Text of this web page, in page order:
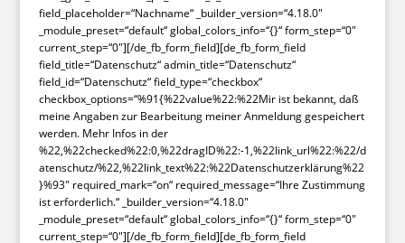
field_placeholder=“Nachname“ _builder_version=“4.18.0″
_module_preset=“default“ global_colors_info=“{}“ form_step=“0″
current_step=“0″][/de_fb_form_field][de_fb_form_field
field_title=“Datenschutz“ admin_title=“Datenschutz“
field_id=“Datenschutz“ field_type=“checkbox“
checkbox_options=“%91{%22value%22:%22Mir ist bekannt, daß
meine Angaben zur Bearbeitung meiner Anmeldung gespeichert
werden. Mehr Infos in der
%22,%22checked%22:0,%22dragID%22:-1,%22link_url%22:%22/d
atenschutz/%22,%22link_text%22:%22Datenschutzerklärung%22
}%93″ required_mark=“on“ required_message=“Ihre Zustimmung
ist erforderlich.“ _builder_version=“4.18.0″
_module_preset=“default“ global_colors_info=“{}“ form_step=“0″
current_step=“0″][/de_fb_form_field][de_fb_form_field